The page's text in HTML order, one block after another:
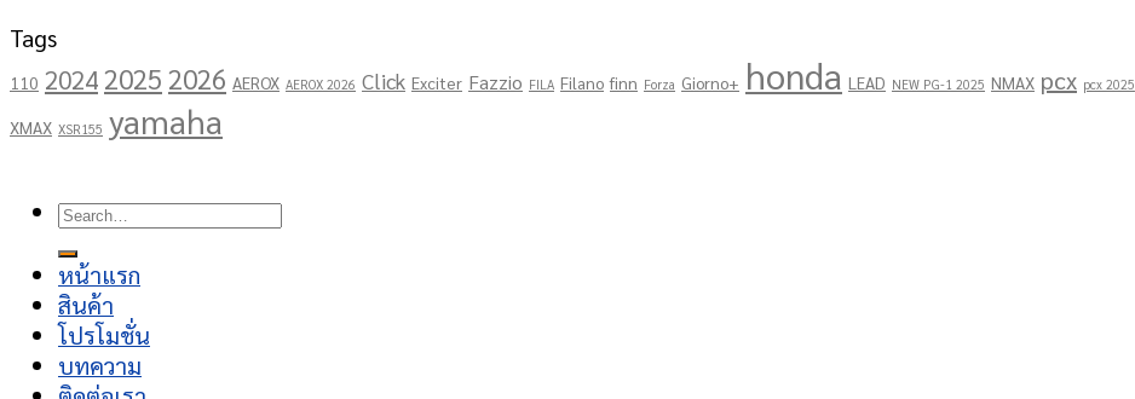
Tags
110 20242025 2026 AEROX AEROX 2026 Click Exciter Fazzio FILA Filano finn Forza Giorno+ honda LEAD NEW PG-1 2025 NMAX pcx pcx 2025
XMAX XSR155 yamaha
Search
หน้าแรก
สินค้า
โปรโมชั่น
บทความ